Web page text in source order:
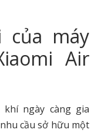
máy
Air
ngày càng gia
cầu sở hữu một